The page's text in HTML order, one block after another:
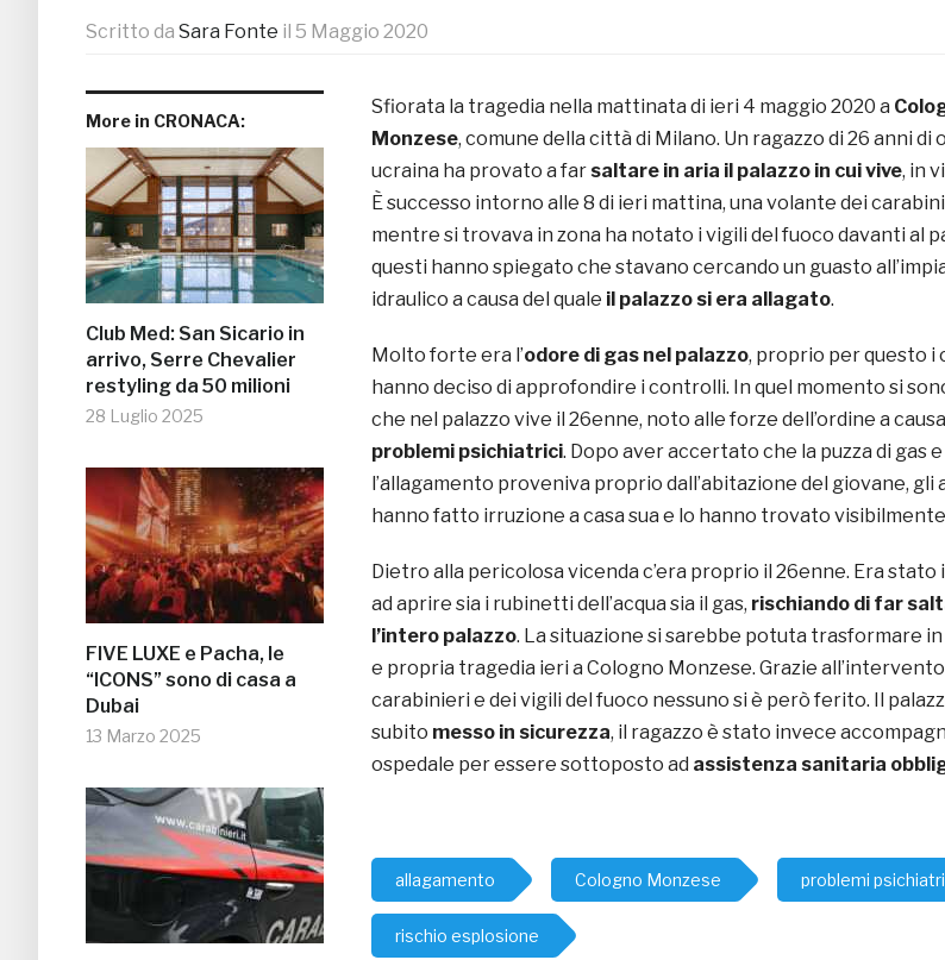
Scritto da Sara Fonte il 5 Maggio 2020
More in CRONACA:
Club Med: San Sicario in
arrivo, Serre Chevalier
restyling da 50 milioni
28 Luglio 2025
FIVE LUXE e Pacha, le
“ICONS” sono di casa a
Dubai
13 Marzo 2025
Sfiorata la tragedia nella mattinata di ieri 4 maggio 2020 a
Monzese, comune della città di Milano. Un ragazzo di 26 anni di
ucraina ha provato a far saltare in aria il palazzo in cui vive, in
È successo intorno alle 8 di ieri mattina, una volante dei
mentre si trovava in zona ha notato i vigili del fuoco davanti al
questi hanno spiegato che stavano cercando un guasto
idraulico a causa del quale il palazzo si era allagato.
Molto forte era l’odore di gas nel palazzo, proprio per questo i
hanno deciso di approfondire i controlli. In quel momento si
che nel palazzo vive il 26enne, noto alle forze dell’ordine a
problemi psichiatrici. Dopo aver accertato che la puzza di gas e
l’allagamento proveniva proprio dall’abitazione del giovane, gli
hanno fatto irruzione a casa sua e lo hanno trovato visibilmente
Dietro alla pericolosa vicenda c’era proprio il 26enne. Era stato
ad aprire sia i rubinetti dell’acqua sia il gas, rischiando di far
l’intero palazzo. La situazione si sarebbe potuta trasformare in
e propria tragedia ieri a Cologno Monzese. Grazie
carabinieri e dei vigili del fuoco nessuno si è però ferito. Il
subito messo in sicurezza, il ragazzo è stato invece
ospedale per essere sottoposto ad assistenza sanitaria
allagamento Cologno Monzese problemi
rischio esplosione